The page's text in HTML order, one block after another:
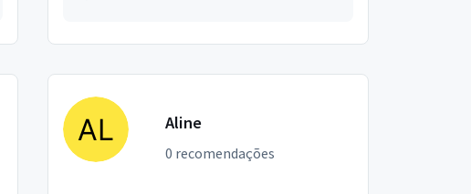
Aline
0 recomendações